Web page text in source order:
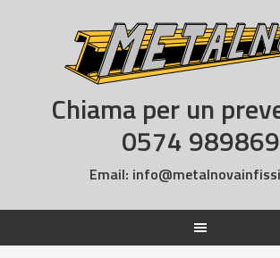
Chiama per un
0574 989869
Email: